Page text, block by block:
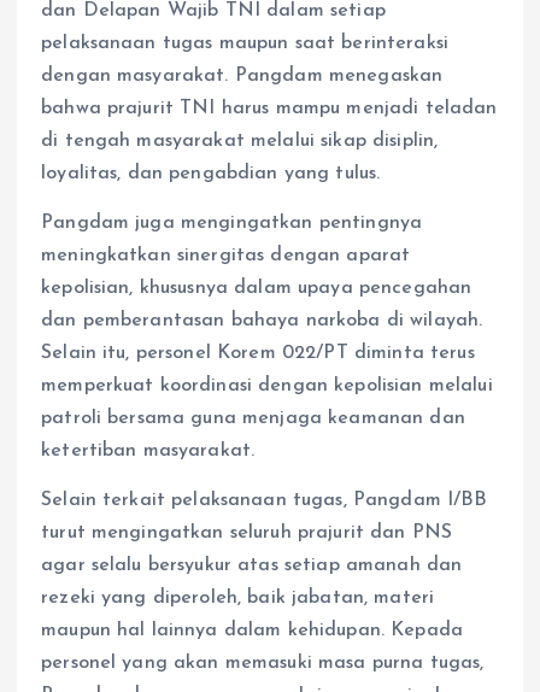
dan Delapan Wajib TNI dalam setiap
pelaksanaan tugas maupun saat berinteraksi
dengan masyarakat. Pangdam menegaskan
bahwa prajurit TNI harus mampu menjadi teladan
di tengah masyarakat melalui sikap disiplin,
loyalitas, dan pengabdian yang tulus.
Pangdam juga mengingatkan pentingnya
meningkatkan sinergitas dengan aparat
kepolisian, khususnya dalam upaya pencegahan
dan pemberantasan bahaya narkoba di wilayah.
Selain itu, personel Korem 022/PT diminta terus
memperkuat koordinasi dengan kepolisian melalui
patroli bersama guna menjaga keamanan dan
ketertiban masyarakat.
Selain terkait pelaksanaan tugas, Pangdam I/BB
turut mengingatkan seluruh prajurit dan PNS
agar selalu bersyukur atas setiap amanah dan
rezeki yang diperoleh, baik jabatan, materi
maupun hal lainnya dalam kehidupan. Kepada
personel yang akan memasuki masa purna tugas,